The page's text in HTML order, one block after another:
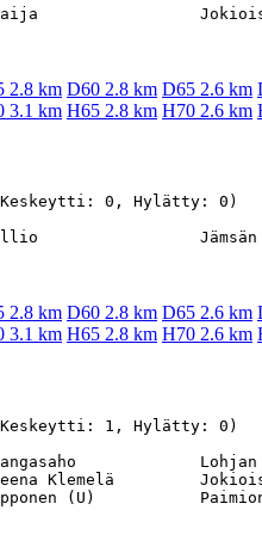
2.8 km D60 2.8 km D65 2.6 km
3.1 km H65 2.8 km H70 2.6 km
0, Hylätty: 0)
2.8 km D60 2.8 km D65 2.6 km
3.1 km H65 2.8 km H70 2.6 km
1, Hylätty: 0)
Klemelä